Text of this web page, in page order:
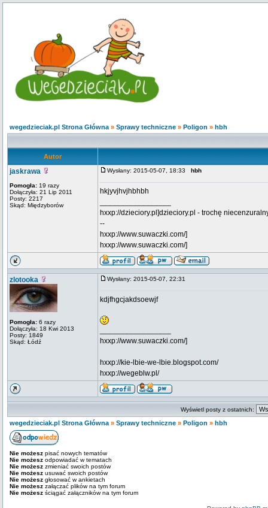
wegedzieciak.pl Strona Główna » Sprawy techniczne » Poligon » hbh
Autor
jaskrawa
Pomogła: 19 razy
Dołączyła: 21 Lip 2011
Posty: 2217
Skąd: Międzyborów
Wysłany: 2015-05-07, 18:33 hbh
hkjyvjhvjhbhbh
hxxp://dzieciory.pl]dzieciory.pl - trochę
--
hxxp://www.suwaczki.com/]
hxxp://www.suwaczki.com/]
zlotooka
Pomogła: 6 razy
Dołączyła: 18 Kwi 2013
Posty: 1849
Skąd: Łódź
Wysłany: 2015-05-07, 22:31
kdjfhgcjakdsoewjf
hxxp://www.suwaczki.com/]
hxxp://kie-lbie-we-lbie.blogspot.com/
hxxp://wegeblw.pl/
Wyświetl posty z ostatnich:
wegedzieciak.pl Strona Główna » Sprawy techniczne » Poligon » hbh
Nie możesz pisać nowych tematów
Nie możesz odpowiadać w tematach
Nie możesz zmieniać swoich postów
Nie możesz usuwać swoich postów
Nie możesz głosować w ankietach
Nie możesz załączać plików na tym forum
Nie możesz ściągać załączników na tym forum